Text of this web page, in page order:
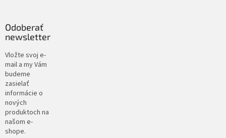
Odoberať
newsletter
Vložte svoj e-
mail a my Vám
budeme
zasielať
informácie o
nových
produktoch na
našom e-
shope.